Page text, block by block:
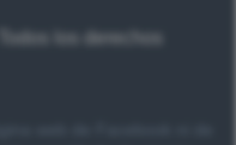
los derechos